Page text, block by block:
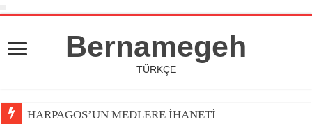
Bernamegeh
TÜRKÇE
HARPAGOS’UN MEDLERE İHANETİ